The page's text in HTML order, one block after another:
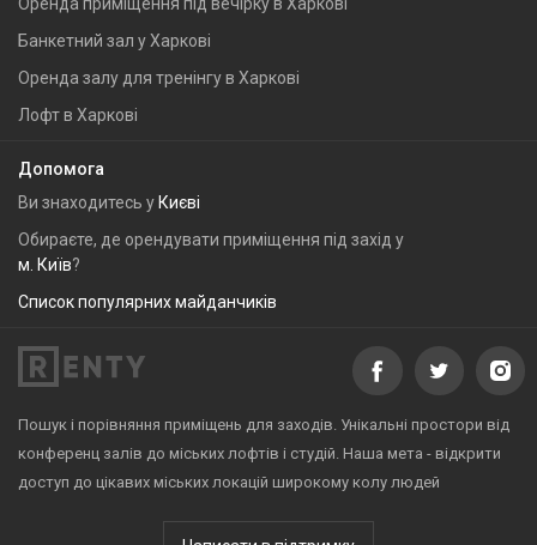
Банкетний зал у Харкові
Оренда залу для тренінгу в Харкові
Лофт в Харкові
Допомога
Ви знаходитесь у Києві
Обираєте, де орендувати приміщення під захід у
м. Київ?
Список популярних майданчиків
Пошук і порівняння приміщень для заходів. Унікальні простори від
конференц залів до міських лофтів і студій. Наша мета - відкрити
доступ до цікавих міських локацій широкому колу людей